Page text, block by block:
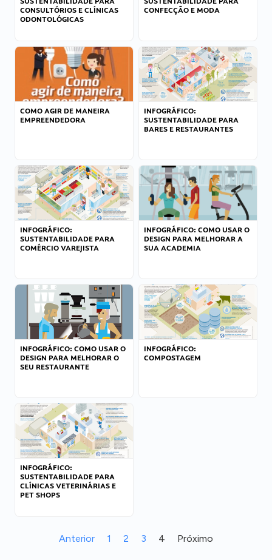
CONSULTÓRIOS E CLÍNICAS
ODONTOLÓGICAS
CONFECÇÃO E MODA
COMO AGIR DE MANEIRA
EMPREENDEDORA
INFOGRÁFICO:
SUSTENTABILIDADE PARA
BARES E RESTAURANTES
INFOGRÁFICO:
SUSTENTABILIDADE PARA
COMÉRCIO VAREJISTA
INFOGRÁFICO: COMO USAR O
DESIGN PARA MELHORAR A
SUA ACADEMIA
INFOGRÁFICO: COMO USAR O
DESIGN PARA MELHORAR O
SEU RESTAURANTE
INFOGRÁFICO:
COMPOSTAGEM
INFOGRÁFICO:
SUSTENTABILIDADE PARA
CLÍNICAS VETERINÁRIAS E
PET SHOPS
Anterior 1 2 3 4 Próximo